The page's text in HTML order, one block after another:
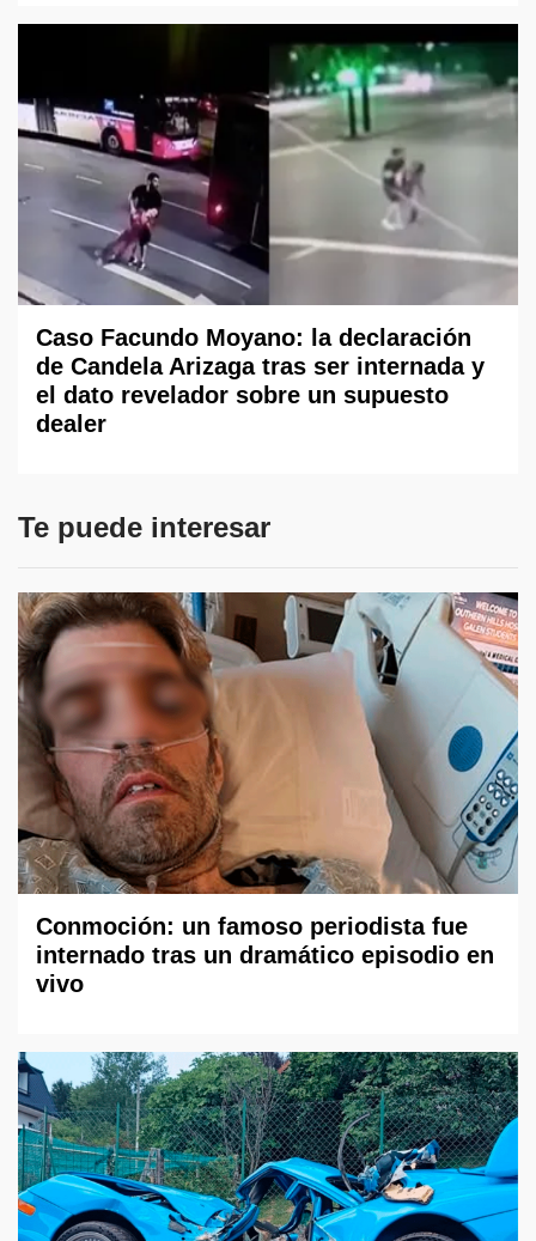
Caso Facundo Moyano: la declaración
de Candela Arizaga tras ser internada y
el dato revelador sobre un supuesto
dealer
Te puede interesar
Conmoción: un famoso periodista fue
internado tras un dramático episodio en
vivo